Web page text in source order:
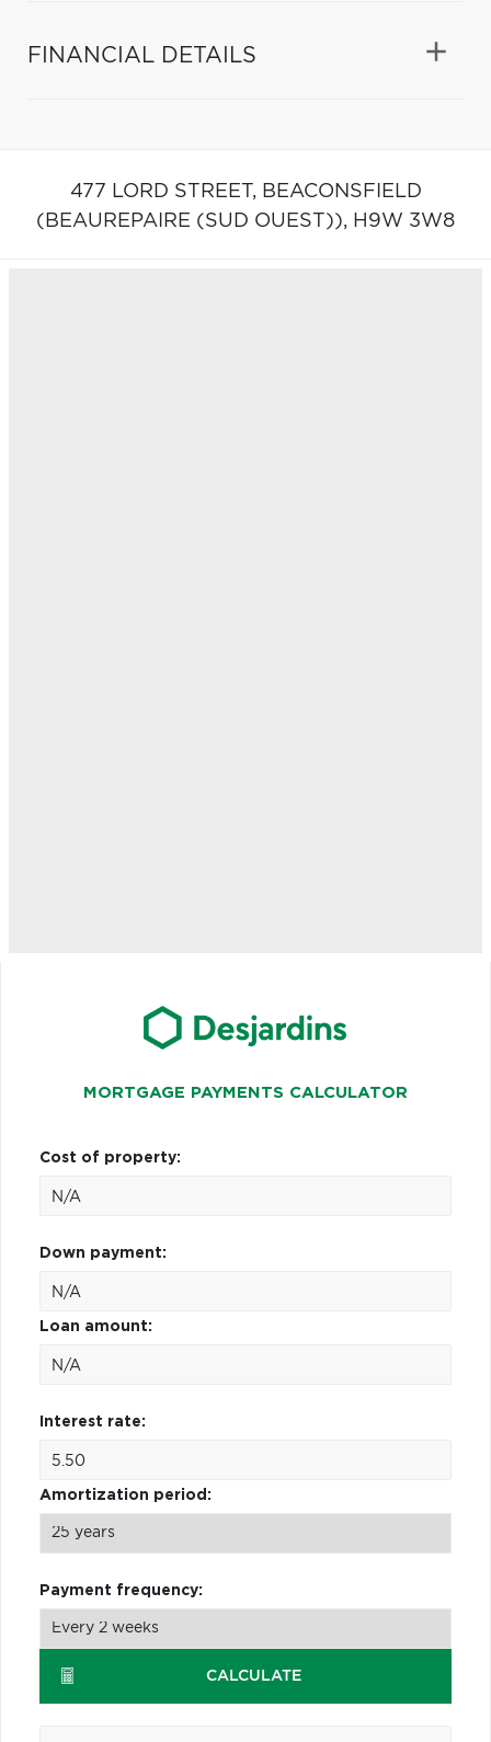
FINANCIAL DETAILS
477 LORD STREET, BEACONSFIELD
(BEAUREPAIRE (SUD OUEST)), H9W 3W8
MORTGAGE PAYMENTS CALCULATOR
Cost of property:
Down payment:
Loan amount:
Interest rate:
Amortization period:
Payment frequency:
CALCULATE